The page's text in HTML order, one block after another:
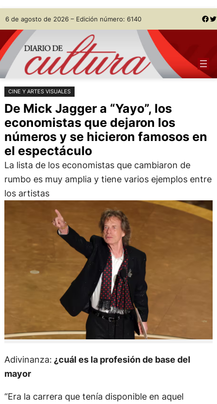
Saltar
al
contenido
Skip
to
content
6 de agosto de 2026 – Edición número: 6140 Facebook Twitter
CINE Y ARTES VISUALES
De Mick Jagger a “Yayo”, los
economistas que dejaron los
números y se hicieron famosos en
el espectáculo
La lista de los economistas que cambiaron de
rumbo es muy amplia y tiene varios ejemplos entre
los artistas
Adivinanza: ¿cuál es la profesión de base del
mayor
“Era la carrera que tenía disponible en aquel